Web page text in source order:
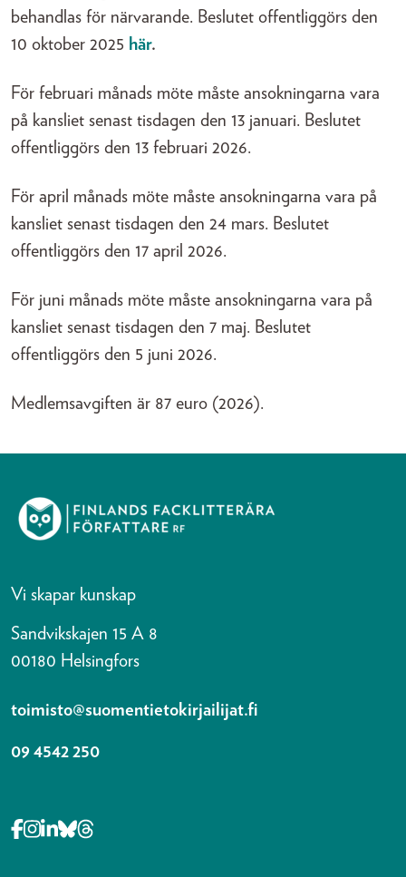
behandlas för närvarande. Beslutet offentliggörs den
10 oktober 2025 här.
För februari månads möte måste ansokningarna vara
på kansliet senast tisdagen den 13 januari. Beslutet
offentliggörs den 13 februari 2026.
För april månads möte måste ansokningarna vara på
kansliet senast tisdagen den 24 mars. Beslutet
offentliggörs den 17 april 2026.
För juni månads möte måste ansokningarna vara på
kansliet senast tisdagen den 7 maj. Beslutet
offentliggörs den 5 juni 2026.
Medlemsavgiften är 87 euro (2026).
Vi skapar kunskap
Sandvikskajen 15 A 8
00180 Helsingfors
toimisto@suomentietokirjailijat.fi
09 4542 250
Opens in a new tab Facebook-f
Opens in a new tab Instagram
Opens in a new tab Linkedin-in
Opens in a new tab Bluesky